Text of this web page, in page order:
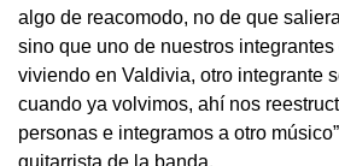
algo de reacomodo, no de que
sino que uno de nuestros
viviendo en Valdivia, otro integrante
cuando ya volvimos, ahí nos
personas e integramos a otro
guitarrista de la banda.